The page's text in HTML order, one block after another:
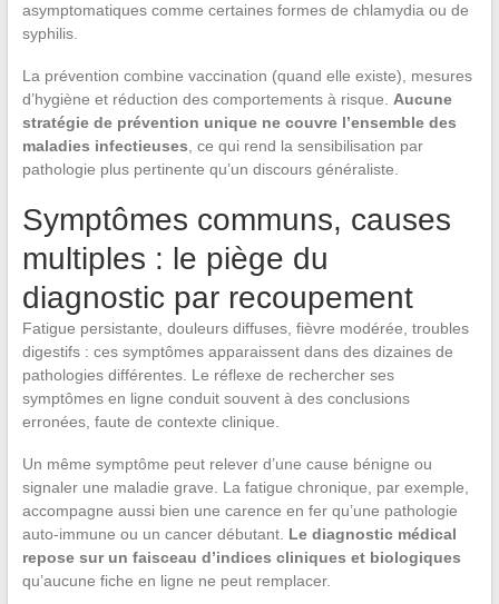
asymptomatiques comme certaines formes de chlamydia ou de
syphilis.
La prévention combine vaccination (quand elle existe), mesures
d’hygiène et réduction des comportements à risque. Aucune
stratégie de prévention unique ne couvre l’ensemble des
maladies infectieuses, ce qui rend la sensibilisation par
pathologie plus pertinente qu’un discours généraliste.
Symptômes communs, causes
multiples : le piège du
diagnostic par recoupement
Fatigue persistante, douleurs diffuses, fièvre modérée, troubles
digestifs : ces symptômes apparaissent dans des dizaines de
pathologies différentes. Le réflexe de rechercher ses
symptômes en ligne conduit souvent à des conclusions
erronées, faute de contexte clinique.
Un même symptôme peut relever d’une cause bénigne ou
signaler une maladie grave. La fatigue chronique, par exemple,
accompagne aussi bien une carence en fer qu’une pathologie
auto-immune ou un cancer débutant. Le diagnostic médical
repose sur un faisceau d’indices cliniques et biologiques
qu’aucune fiche en ligne ne peut remplacer.